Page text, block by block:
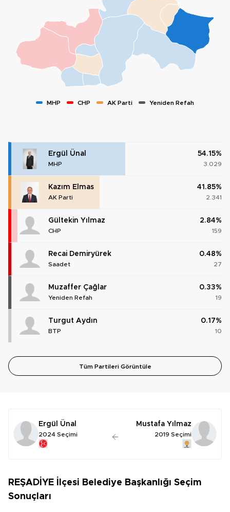
MHP CHP AK Parti Yeniden Refah
Ergül Ünal
MHP
54.15%
3.029
Kazım Elmas
AK Parti
41.85%
2.341
Gültekin Yılmaz
CHP
2.84%
159
Recai Demiryürek
Saadet
0.48%
27
Muzaffer Çağlar
Yeniden Refah
0.33%
19
Turgut Aydın
BTP
0.17%
10
Tüm Partileri Görüntüle
Ergül Ünal
2024 Seçimi
Mustafa Yılmaz
2019 Seçimi
REŞADİYE İlçesi Belediye Başkanlığı Seçim
Sonuçları